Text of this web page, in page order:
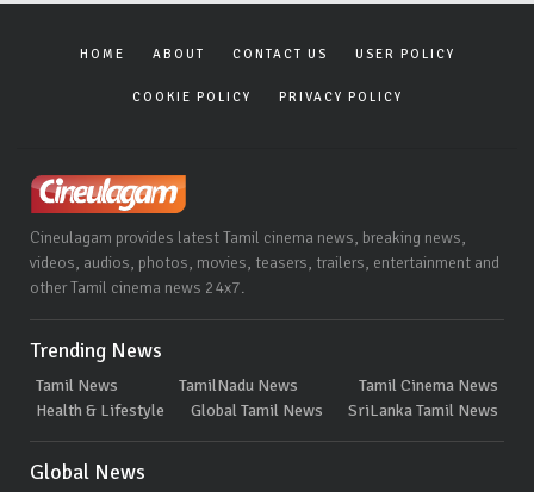
HOME ABOUT CONTACT US USER POLICY
COOKIE POLICY PRIVACY POLICY
Cineulagam provides latest Tamil cinema news, breaking news,
videos, audios, photos, movies, teasers, trailers, entertainment and
other Tamil cinema news 24x7.
Trending News
Tamil News TamilNadu News
Tamil Cinema News
Health & Lifestyle
Global Tamil News SriLanka Tamil News
Global News